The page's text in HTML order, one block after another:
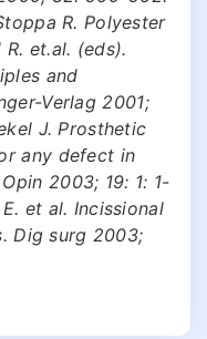
R. Polyester
et.al. (eds).
and
Verlag 2001;
J. Prosthetic
any defect in
2003; 19: 1: 1-
et al. Incissional
Dig surg 2003;